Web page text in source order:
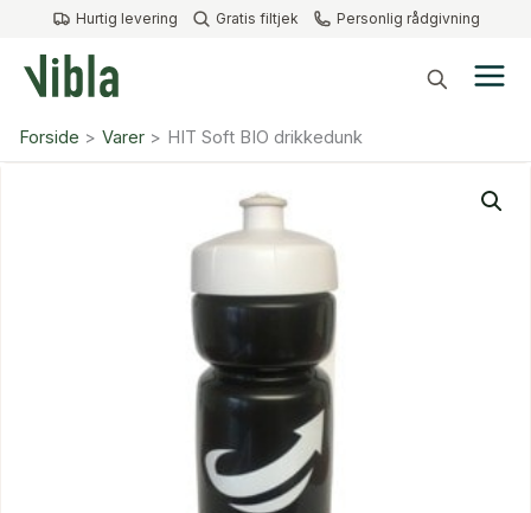
indholdet
Hurtig levering Gratis filtjek Personlig rådgivning
Forside Varer HIT Soft BIO drikkedunk